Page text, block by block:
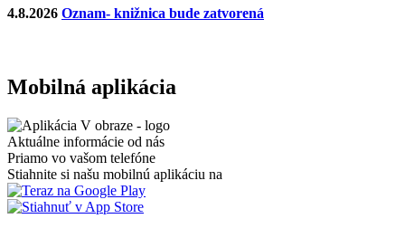
4.8.2026 Oznam- knižnica bude zatvorená
Mobilná aplikácia
Aktuálne informácie od nás
Priamo vo vašom telefóne
Stiahnite si našu mobilnú aplikáciu na